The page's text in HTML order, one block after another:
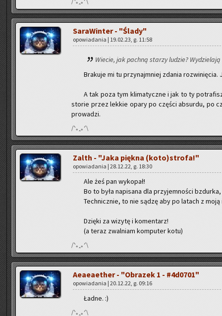
Sa­ra­Win­ter - "Ślady"
opo­wia­da­nia | 19.02.23, g. 11:58
Wie­cie, jak pach­ną sta­rzy lu­dzie?
Bra­ku­je mi tu przy­naj­mniej zda­nia roz­wi­nię­cia.
A tak poza tym kli­ma­tycz­ne i jak to ty
sto­rie przez lek­kie opary po czę­ści ab­sur­du, po
pro­wa­dzi.
/ᐠ｡ꞈ｡ᐟ\
Zalth - "Jaka pięk­na (koto)stro­fa!"
opo­wia­da­nia | 28.12.22, g. 18:30
Ale żeś pan wy­ko­pał!
Bo to była na­pi­sa­na dla przy­jem­no­ści
Tech­nicz­nie, to nie sądzę aby po la­tach z
Dzię­ki za wi­zy­tę i ko­men­tarz!
(a teraz zwal­niam kom­pu­ter kotu)
/ᐠ｡ꞈ｡ᐟ\
Aeaeaether - "Ob­ra­zek 1 - #4d0701"
opo­wia­da­nia | 20.12.22, g. 09:16
Ładne. :)
/ᐠ｡ꞈ｡ᐟ\